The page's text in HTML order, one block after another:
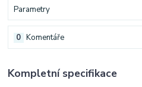
Parametry
Komentáře
0
Kompletní specifikace